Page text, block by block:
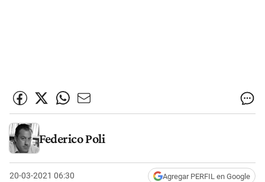
Federico Poli
20-03-2021 06:30 Agregar PERFIL en Google